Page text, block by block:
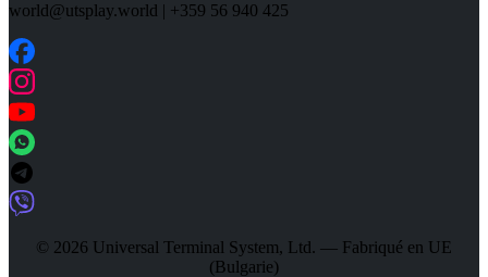
world@utsplay.world | +359 56 940 425
© 2026 Universal Terminal System, Ltd. — Fabriqué en UE
(Bulgarie)